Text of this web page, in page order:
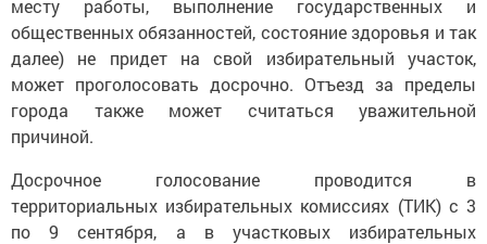
месту работы, выполнение государственных и
общественных обязанностей, состояние здоровья и так
далее) не придет на свой избирательный участок,
может проголосовать досрочно. Отъезд за пределы
города также может считаться уважительной
причиной.
Досрочное голосование проводится в
территориальных избирательных комиссиях (ТИК) с 3
по 9 сентября, а в участковых избирательных